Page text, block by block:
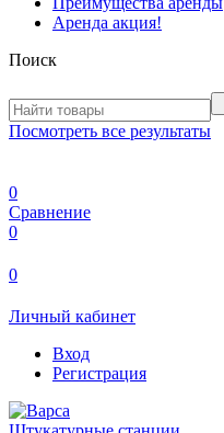
Аренда акция!
Поиск
Посмотреть все результаты
0
Сравнение
0
0
Личный кабинет
Вход
Регистрация